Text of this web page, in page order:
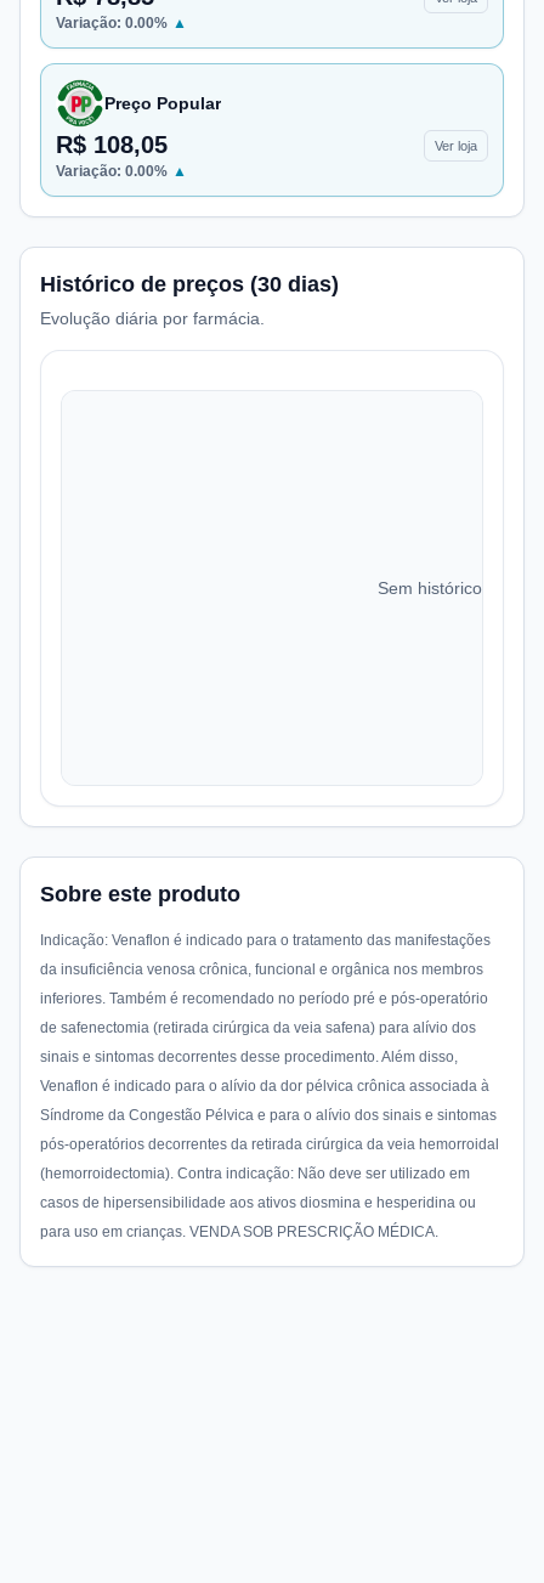
Variação: 0.00% ▲
Preço Popular
R$ 108,05 Ver loja
Variação: 0.00% ▲
Histórico de preços (30 dias)
Evolução diária por farmácia.
Sem histórico de
Sobre este produto
Indicação: Venaflon é indicado para o tratamento das manifestações
da insuficiência venosa crônica, funcional e orgânica nos membros
inferiores. Também é recomendado no período pré e pós-operatório
de safenectomia (retirada cirúrgica da veia safena) para alívio dos
sinais e sintomas decorrentes desse procedimento. Além disso,
Venaflon é indicado para o alívio da dor pélvica crônica associada à
Síndrome da Congestão Pélvica e para o alívio dos sinais e sintomas
pós-operatórios decorrentes da retirada cirúrgica da veia hemorroidal
(hemorroidectomia). Contra indicação: Não deve ser utilizado em
casos de hipersensibilidade aos ativos diosmina e hesperidina ou
para uso em crianças. VENDA SOB PRESCRIÇÃO MÉDICA.